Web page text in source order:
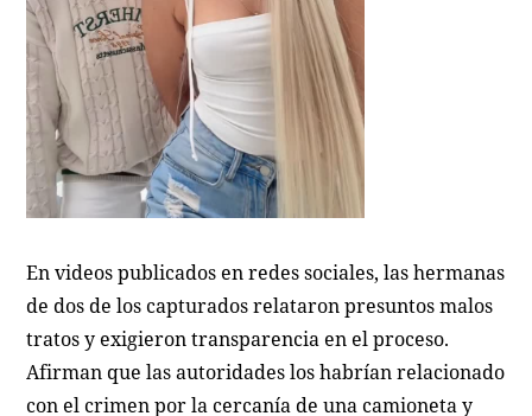
En videos publicados en redes sociales, las hermanas
de dos de los capturados relataron presuntos malos
tratos y exigieron transparencia en el proceso.
Afirman que las autoridades los habrían relacionado
con el crimen por la cercanía de una camioneta y